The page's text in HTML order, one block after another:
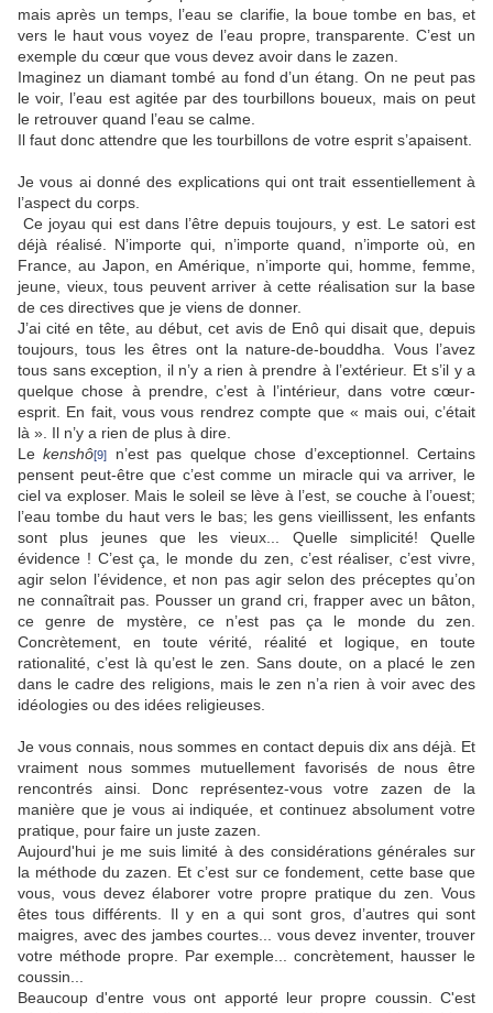
mais après un temps, l’eau se clarifie, la boue tombe en bas, et
vers le haut vous voyez de l’eau propre, transparente. C’est un
exemple du cœur que vous devez avoir dans le zazen.
Imaginez un diamant tombé au fond d’un étang. On ne peut pas
le voir, l’eau est agitée par des tourbillons boueux, mais on peut
le retrouver quand l’eau se calme.
Il faut donc attendre que les tourbillons de votre esprit s’apaisent.
Je vous ai donné des explications qui ont trait essentiellement à
l’aspect du corps.
Ce joyau qui est dans l’être depuis toujours, y est. Le satori est
déjà réalisé. N’importe qui, n’importe quand, n’importe où, en
France, au Japon, en Amérique, n’importe qui, homme, femme,
jeune, vieux, tous peuvent arriver à cette réalisation sur la base
de ces directives que je viens de donner.
J’ai cité en tête, au début, cet avis de Enô qui disait que, depuis
toujours, tous les êtres ont la nature-de-bouddha. Vous l’avez
tous sans exception, il n’y a rien à prendre à l’extérieur. Et s’il y a
quelque chose à prendre, c’est à l’intérieur, dans votre cœur-
esprit. En fait, vous vous rendrez compte que « mais oui, c’était
là ». Il n’y a rien de plus à dire.
Lekenshô[9]
n’est pas quelque chose d’exceptionnel. Certains
pensent peut-être que c’est comme un miracle qui va arriver, le
ciel va exploser. Mais le soleil se lève à l’est, se couche à l’ouest;
l’eau tombe du haut vers le bas; les gens vieillissent, les enfants
sont plus jeunes que les vieux... Quelle simplicité! Quelle
évidence ! C’est ça, le monde du zen, c’est réaliser, c’est vivre,
agir selon l’évidence, et non pas agir selon des préceptes qu’on
ne connaîtrait pas. Pousser un grand cri, frapper avec un bâton,
ce genre de mystère, ce n’est pas ça le monde du zen.
Concrètement, en toute vérité, réalité et logique, en toute
rationalité, c’est là qu’est le zen. Sans doute, on a placé le zen
dans le cadre des religions, mais le zen n’a rien à voir avec des
idéologies ou des idées religieuses.
Je vous connais, nous sommes en contact depuis dix ans déjà. Et
vraiment nous sommes mutuellement favorisés de nous être
rencontrés ainsi. Donc représentez-vous votre zazen de la
manière que je vous ai indiquée, et continuez absolument votre
pratique, pour faire un juste zazen.
Aujourd'hui je me suis limité à des considérations générales sur
la méthode du zazen. Et c’est sur ce fondement, cette base que
vous, vous devez élaborer votre propre pratique du zen. Vous
êtes tous différents. Il y en a qui sont gros, d’autres qui sont
maigres, avec des jambes courtes... vous devez inventer, trouver
votre méthode propre. Par exemple... concrètement, hausser le
coussin...
Beaucoup d'entre vous ont apporté leur propre coussin. C'est